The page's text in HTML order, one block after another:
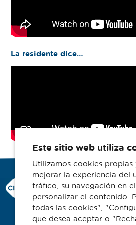
La residente dice…
Consorci
Carrer Francesc
08500 Vic
Telefono 93 702
Este sitio web utiliza
Utilizamos cookies
mejorar la experiencia del
tráfico, su navegación en
personalizar el contenido.
todas las cookies",
que desea aceptar o